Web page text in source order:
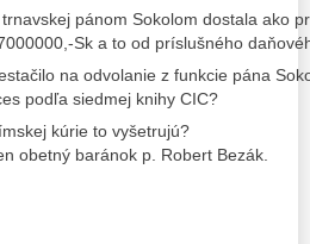
pánom Sokolom dostala ako
Sk a to od príslušného
na odvolanie z funkcie pána
podľa siedmej knihy CIC?
kúrie to vyšetrujú?
obetný baránok p. Robert Bezák.